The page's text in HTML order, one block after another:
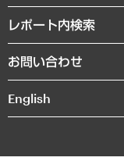
まちづくり・観光・交通・
自然資源・農林水産業・食
沿革
組織図・本部部室紹介
インドネシア現地法人
個人情報保護方針
レポート内検索
お問い合わせ
English